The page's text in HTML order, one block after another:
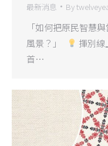
最新消息 By
「如何把原民智慧
風景？」
揮別線
首…